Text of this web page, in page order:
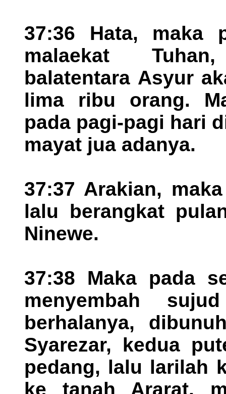
37:36 Hata, maka
malaekat
balatentara Asyur
lima ribu orang.
pada pagi-pagi hari
mayat jua adanya.
37:37 Arakian,
lalu berangkat
Ninewe.
37:38 Maka pada
menyembah
berhalanya,
Syarezar, kedua
pedang, lalu larilah
ke tanah Ararat,